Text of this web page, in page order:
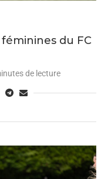
du FC
de lecture